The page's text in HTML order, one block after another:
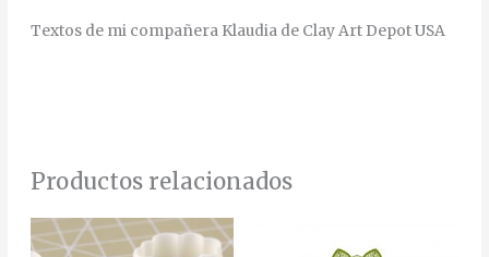
Textos de mi compañera Klaudia de Clay Art Depot USA
Productos relacionados